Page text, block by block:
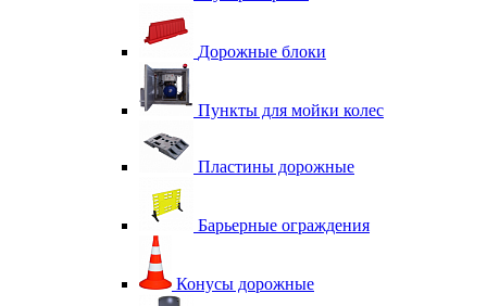
Дорожные блоки
Пункты для мойки колес
Пластины дорожные
Барьерные ограждения
Конусы дорожные